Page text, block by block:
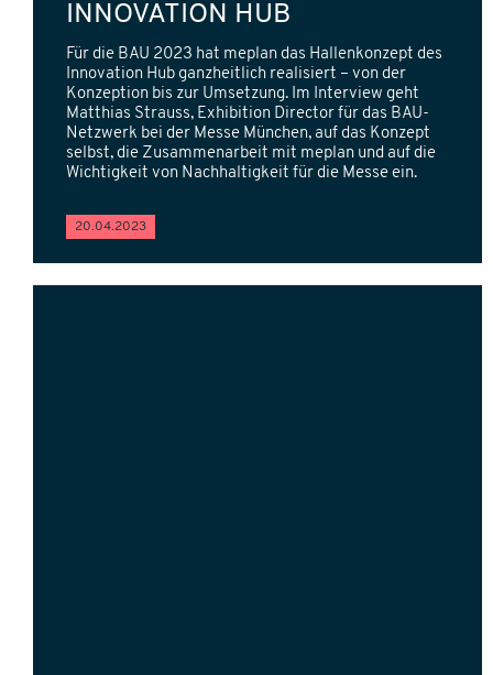
INNOVATION HUB
Für die BAU 2023 hat meplan das Hallenkonzept des
Innovation Hub ganzheitlich realisiert – von der
Konzeption bis zur Umsetzung. Im Interview geht
Matthias Strauss, Exhibition Director für das BAU-
Netzwerk bei der Messe München, auf das Konzept
selbst, die Zusammenarbeit mit meplan und auf die
Wichtigkeit von Nachhaltigkeit für die Messe ein.
20.04.2023